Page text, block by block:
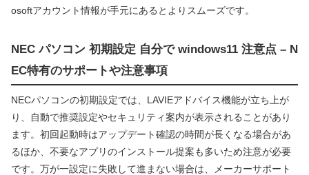
osoftアカウント情報が手元にあるとよりスムーズです。
NEC パソコン 初期設定 自分で windows11 注意点 – N
EC特有のサポートや注意事項
NECパソコンの初期設定では、LAVIEアドバイス機能が立ち上が
り、自動で推奨設定やセキュリティ案内が表示されることがあり
ます。初回起動時はアップデート確認の時間が長くなる場合があ
るほか、不要なアプリのインストール提案も多いため注意が必要
です。万が一設定に失敗して進まない場合は、メーカーサポート